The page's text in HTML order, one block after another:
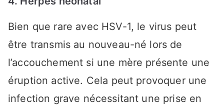
Bien que rare avec HSV-1, le virus peut
être transmis au nouveau-né lors de
l’accouchement si une mère présente une
éruption active. Cela peut provoquer une
infection grave nécessitant une prise en